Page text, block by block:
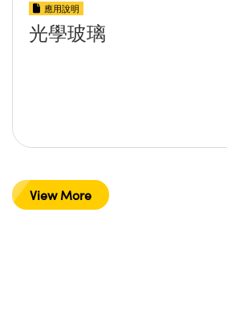
應用說明
光學玻璃
View More